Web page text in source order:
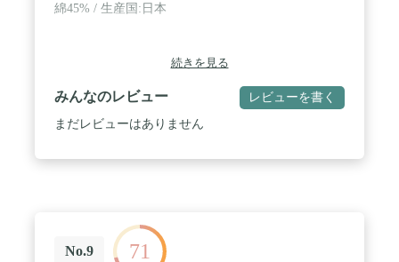
綿45% / 生産国:日本
続きを見る
みんなのレビュー レビューを書く
まだレビューはありません
No.9 71